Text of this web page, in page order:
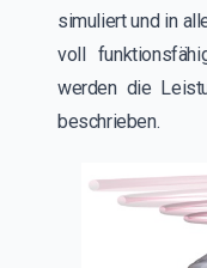
simuliert und in
voll
werden die
beschrieben.